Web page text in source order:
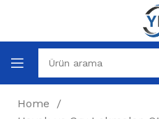
Home